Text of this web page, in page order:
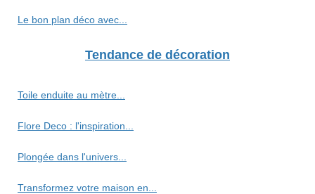
Le bon plan déco avec...
Tendance de décoration
Toile enduite au mètre...
Flore Deco : l'inspiration...
Plongée dans l'univers...
Transformez votre maison en...